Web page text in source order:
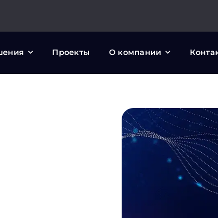
Проекты О компании